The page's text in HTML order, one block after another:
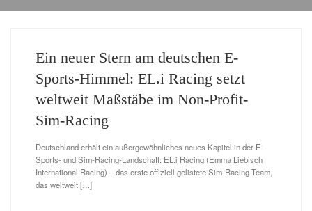
deutschen
E-Sports-
Himmel:
Erfolgreiche
r Online-
Content -
Ein neuer Stern am deutschen E-
Sports-Himmel: EL.i Racing setzt
weltweit Maßstäbe im Non-Profit-
Sim-Racing
Deutschland erhält ein außergewöhnliches neues Kapitel in der E-
Sports- und Sim-Racing-Landschaft: EL.i Racing (Emma Liebisch
International Racing) – das erste offiziell gelistete Sim-Racing-Team,
das weltweit […]